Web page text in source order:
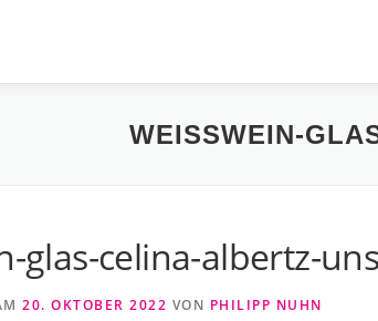
WEISSWEIN-
glas-celina-albertz-
20. OKTOBER 2022 VON PHILIPP NUHN